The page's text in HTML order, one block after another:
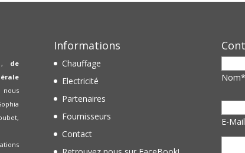
, de
nous
Informations
Chauffage
Electricité
Partenaires
Fournisseurs
Contact
Nom*
E-